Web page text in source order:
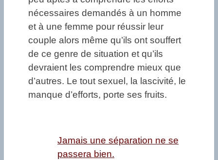
nécessaires demandés à un homme
et à une femme pour réussir leur
couple alors même qu’ils ont souffert
de ce genre de situation et qu’ils
devraient les comprendre mieux que
d’autres. Le tout sexuel, la lascivité, le
manque d’efforts, porte ses fruits.
Jamais une séparation ne se
passera bien.